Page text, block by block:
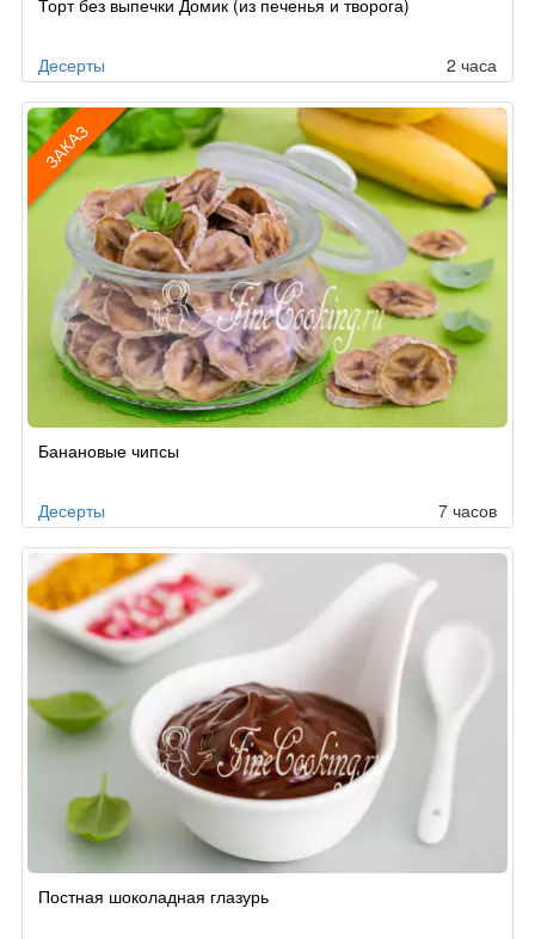
по
Десерты 2 часа
ЗАКАЗ
поБанановые чипсы
Десерты 7 часов
Постная шоколадная глазурь